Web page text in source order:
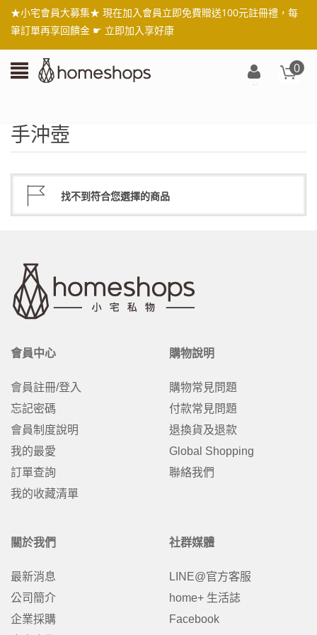
★小宅會員大募集★ 現在加入會員立即免費贈送100元註冊禮，每
筆訂單再享回饋金 ☛ 立即加入享好康
0
手沖壺
找不到符合您選擇的商品
會員中心
會員註冊/登入
忘記密碼
會員制度說明
我的最愛
訂單查詢
我的收藏清單
購物說明
購物常見問題
付款常見問題
退換貨及退款
Global Shopping
聯絡我們
關於我們
最新消息
公司簡介
企業採購
社群媒體
LINE@官方客服
home+ 生活誌
Facebook